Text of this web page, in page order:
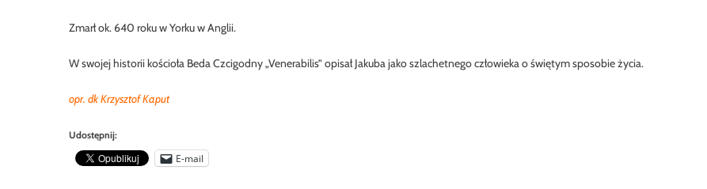
Zmarł ok. 640 roku w Yorku w Anglii.
W swojej historii kościoła Beda Czcigodny „Venerabilis” opisał Jakuba jako szlachetnego człowieka o świętym sposobie życia.
opr. dk Krzysztof Kaput
Udostępnij:
E-mail